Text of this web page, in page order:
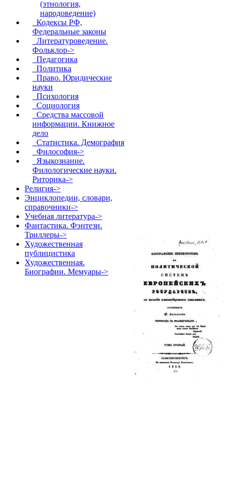
(этнология,
народоведение)
Кодексы РФ,
Федеральные законы
Литературоведение.
Фольклор->
Педагогика
Политика
Право. Юридические
науки
Психология
Социология
Средства массовой
информации. Книжное
дело
Статистика. Демография
Философия->
Языкознание.
Филологические науки.
Риторика->
Религия->
Энциклопедии, словари,
справочники->
Учебная литература->
Фантастика. Фэнтези.
Триллеры->
Художественная
публицистика
Художественная.
Биографии. Мемуары->